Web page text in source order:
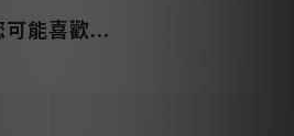
可能喜歡...